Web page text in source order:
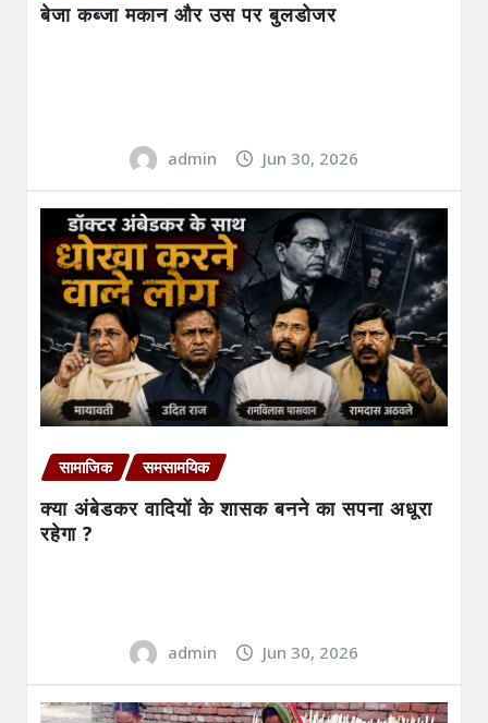
बेजा कब्जा मकान और उस पर बुलडोजर
admin Jun 30, 2026
सामाजिक समसामयिक
क्या अंबेडकर वादियों के शासक बनने का सपना अधूरा
रहेगा ?
admin Jun 30, 2026